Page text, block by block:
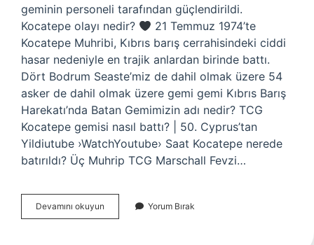
geminin personeli tarafından güçlendirildi.
Kocatepe olayı nedir?
​​21 Temmuz 1974’te
Kocatepe Muhribi, Kıbrıs barış cerrahisindeki ciddi
hasar nedeniyle en trajik anlardan birinde battı.
Dört Bodrum Seaste’miz de dahil olmak üzere 54
asker de dahil olmak üzere gemi gemi Kıbrıs Barış
Harekatı’nda Batan Gemimizin adı nedir? TCG
Kocatepe gemisi nasıl battı? | 50. Cyprus’tan
Yildiutube ›WatchYoutube› Saat Kocatepe nerede
batırıldı? Üç Muhrip TCG Marschall Fevzi…
Devamını okuyun
Kocatepe
Yorum Bırak